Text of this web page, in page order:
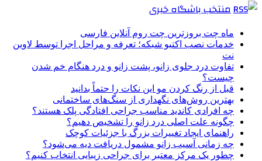
منتخب باشگاه خبری
ماه چت بروزترین چت روم آنلاین فارسی
خدمات نصب اکتیو شبکه؛ تعرفه و مراحل اجرا توسط لاوین
نت
تفاوت درد جلوی زانو، پشت زانو و درد هنگام خم شدن
چیست؟
قبل از رنگ کردن مو این نکات را حتماً بدانید
بهترین روش‌های نگهداری از سنگ‌های ساختمانی
چه افرادی کاندید مناسب جراحی افتادگی پلک هستند؟
چگونه علت اصلی درد زانو را تشخیص دهیم؟
راهنمای ایجاد تغییرات بزرگ با جزئیات کوچک
چه زمانی آسیب زانو مشمول دریافت دیه می‌شود؟
چطور یک مرکز معتبر برای جراحی زیبایی انتخاب کنیم؟